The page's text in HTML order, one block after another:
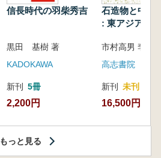
信長時代の羽柴秀吉
黒田 基樹 著
KADOKAWA
新刊 5冊
2,200円
石造物と中世
: 東アジアと
高志書院
新刊 未刊
16,500円
もっと見る